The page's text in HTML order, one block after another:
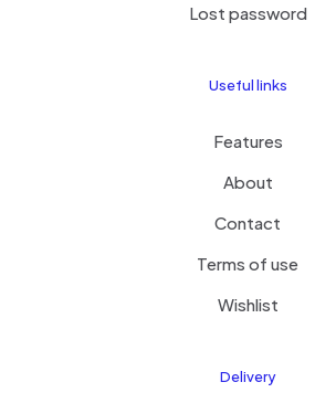
Lost password
Useful links
Features
About
Contact
Terms of use
Wishlist
Delivery